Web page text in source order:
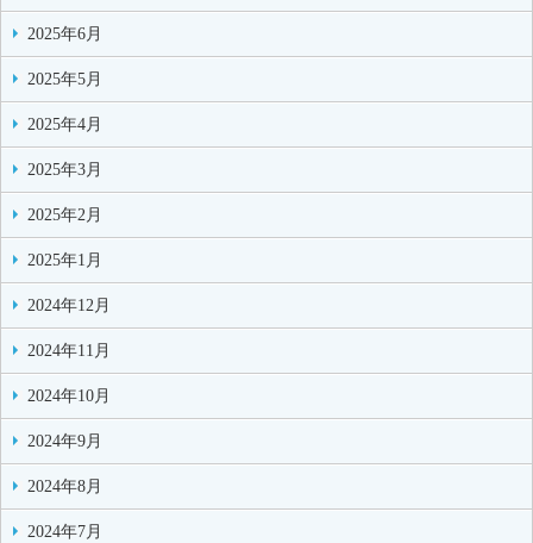
2025年6月
2025年5月
2025年4月
2025年3月
2025年2月
2025年1月
2024年12月
2024年11月
2024年10月
2024年9月
2024年8月
2024年7月